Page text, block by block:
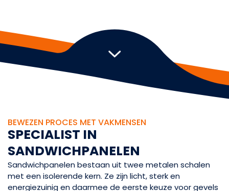
BEWEZEN PROCES MET VAKMENSEN
SPECIALIST IN
SANDWICHPANELEN
Sandwichpanelen bestaan uit twee metalen schalen
met een isolerende kern. Ze zijn licht, sterk en
energiezuinig en daarmee de eerste keuze voor gevels